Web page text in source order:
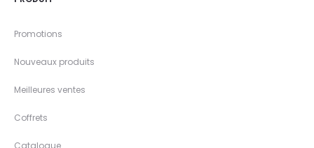
Promotions
Nouveaux produits
Meilleures ventes
Coffrets